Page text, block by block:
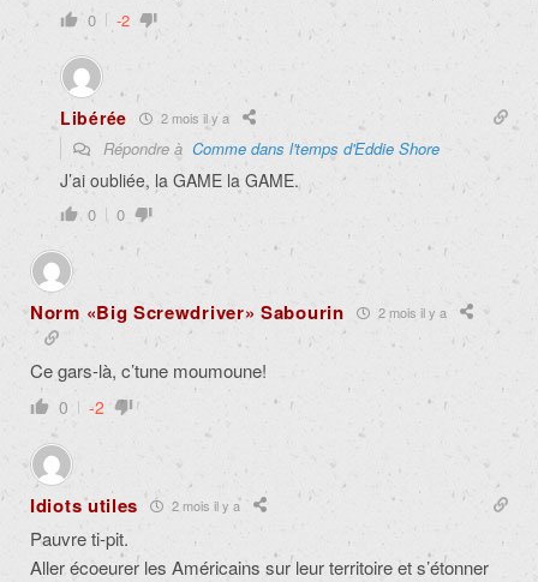
0 -2
Libérée 2 mois il y a
Répondre à Comme dans l'temps d'Eddie Shore
J’ai oubliée, la GAME la GAME.
0 0
Norm «Big Screwdriver» Sabourin 2 mois il y a
Ce gars-là, c’tune moumoune!
0 -2
Idiots utiles 2 mois il y a
Pauvre ti-pit.
Aller écoeurer les Américains sur leur territoire et s’étonner